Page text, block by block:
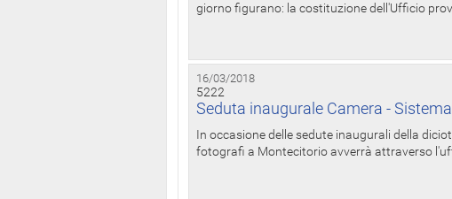
giorno figurano: la costituzione dell'Ufficio
16/03/2018
5222
Seduta inaugurale Camera -
In occasione delle sedute inaugurali della
fotografi a Montecitorio avverrà attraverso